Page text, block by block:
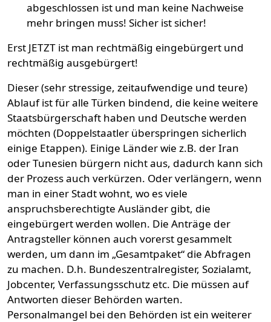
abgeschlossen ist und man keine Nachweise
mehr bringen muss! Sicher ist sicher!
Erst JETZT ist man rechtmäßig eingebürgert und
rechtmäßig ausgebürgert!
Dieser (sehr stressige, zeitaufwendige und teure)
Ablauf ist für alle Türken bindend, die keine weitere
Staatsbürgerschaft haben und Deutsche werden
möchten (Doppelstaatler überspringen sicherlich
einige Etappen). Einige Länder wie z.B. der Iran
oder Tunesien bürgern nicht aus, dadurch kann sich
der Prozess auch verkürzen. Oder verlängern, wenn
man in einer Stadt wohnt, wo es viele
anspruchsberechtigte Ausländer gibt, die
eingebürgert werden wollen. Die Anträge der
Antragsteller können auch vorerst gesammelt
werden, um dann im „Gesamtpaket“ die Abfragen
zu machen. D.h. Bundeszentralregister, Sozialamt,
Jobcenter, Verfassungsschutz etc. Die müssen auf
Antworten dieser Behörden warten.
Personalmangel bei den Behörden ist ein weiterer